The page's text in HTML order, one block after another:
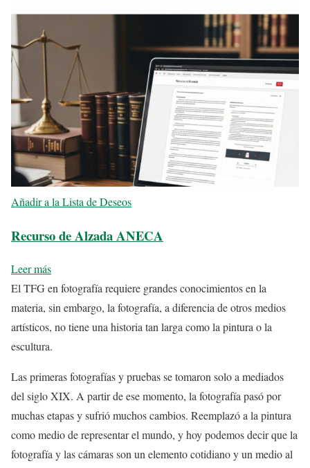
Añadir a la Lista de Deseos
Recurso de Alzada ANECA
Leer más
El TFG en fotografía requiere grandes conocimientos en la
materia, sin embargo, la fotografía, a diferencia de otros medios
artísticos, no tiene una historia tan larga como la pintura o la
escultura.
Las primeras fotografías y pruebas se tomaron solo a mediados
del siglo XIX. A partir de ese momento, la fotografía pasó por
muchas etapas y sufrió muchos cambios. Reemplazó a la pintura
como medio de representar el mundo, y hoy podemos decir que la
fotografía y las cámaras son un elemento cotidiano y un medio al